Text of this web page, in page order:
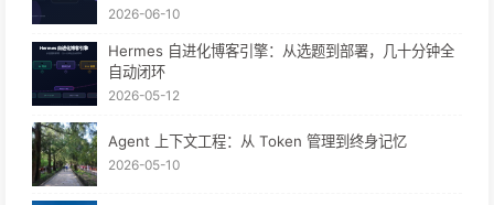
2026-06-10
Hermes 自进化博客引擎：从选题到部署，几十分钟全
自动闭环
2026-05-12
Agent 上下文工程：从 Token 管理到终身记忆
2026-05-10